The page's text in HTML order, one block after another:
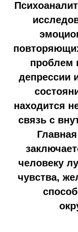
проблем
депрессии
находится
связь с
человеку
чувства,